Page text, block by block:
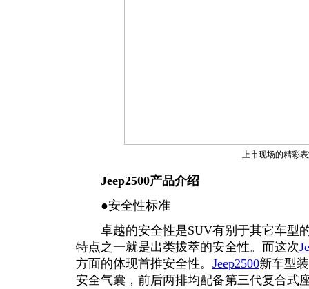
上市现场的精彩
Jeep2500产品介绍
●安全性标准
卓越的安全性是SUV有别于其它车型的
特点之一就是出类拔萃的安全性。而这次
方面的体现首推安全性。 Jeep2500新车型
安全气囊，前后两排均配备第三代复合式